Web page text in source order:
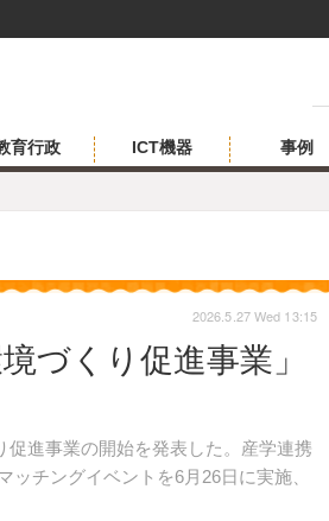
育行政 ICT機器 事例
づくり促進事業」
進事業の開始を発表した。産学連携
チングイベントを6月26日に実施、
2026.5.27 Wed 13:15